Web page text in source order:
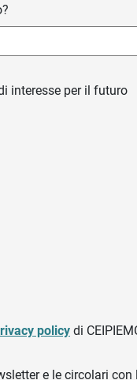
interesse per il futuro
policy di
e le circolari